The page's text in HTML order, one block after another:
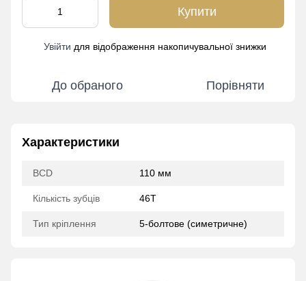
Купити
Увійти для відображення накопичувальної знижки
До обраного Порівняти
Характеристики
BCD 110 мм
Кількість зубців 46Т
Тип кріплення 5-болтове (симетричне)